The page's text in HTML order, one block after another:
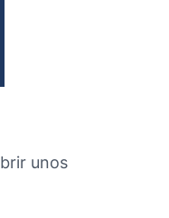
unos